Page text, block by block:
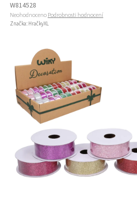
W814528
Průměrné
hodnocení
hvězdiček.
NeohodnocenoPodrobnosti hodnocení
Značka: HračkyXL